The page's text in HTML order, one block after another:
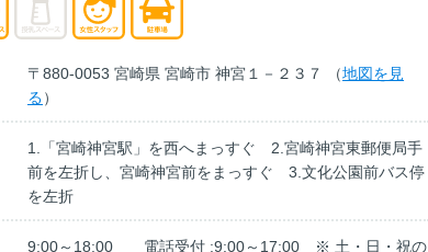
〒880-0053 宮崎県 宮崎市 神宮１－２３７ （地図を見
る）
1.「宮崎神宮駅」を西へまっすぐ 2.宮崎神宮東郵便局手
前を左折し、宮崎神宮前をまっすぐ 3.文化公園前バス停
を左折
9:00～18:00 電話受付 :9:00～17:00 ※ 土・日・祝の